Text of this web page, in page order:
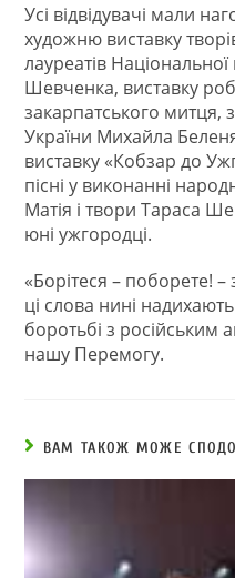
Усі відвідувачі мали
художню виставку
лауреатів Національної
Шевченка, виставку
закарпатського митця,
України Михайла
виставку «Кобзар до
пісні у виконанні
Матія і твори Тараса
юні ужгородці.
«Борітеся – поборете!
ці слова нині
боротьбі з
нашу Перемогу.
ВАМ ТАКОЖ МОЖЕ